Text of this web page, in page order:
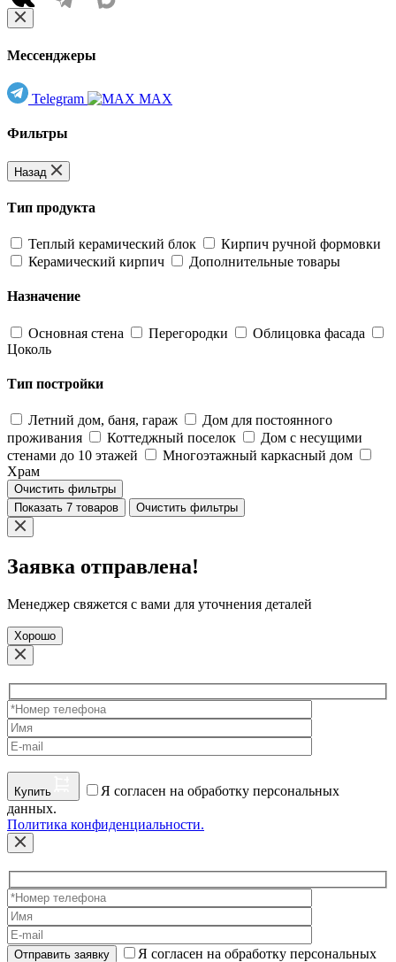
Мессенджеры
Telegram MAX
Фильтры
Назад
Тип продукта
Теплый керамический блок
Кирпич ручной формовки
Керамический кирпич
Дополнительные товары
Назначение
Основная стена Перегородки
Облицовка фасада
Цоколь
Тип постройки
Летний дом, баня, гараж
Дом для постоянного
проживания
Коттеджный поселок
Дом с несущими
стенами до 10 этажей
Многоэтажный каркасный дом
Храм
Очистить фильтры
Показать 7 товаров
Очистить фильтры
Заявка отправлена!
Менеджер свяжется с вами для уточнения деталей
Хорошо
Купить
Я согласен на обработку персональных
данных.
Политика конфиденциальности.
Отправить заявку
Я согласен на обработку персональных